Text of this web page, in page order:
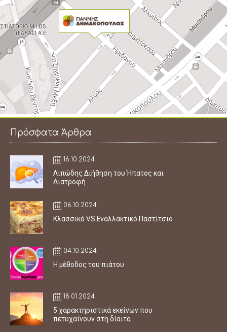
Πρόσφατα Άρθρα
16.10.2024
Λιπώδης Διήθηση του Ήπατος και
Διατροφή
06.10.2024
Κλασσικό VS Εναλλακτικό Παστίτσιο
04.10.2024
Η μέθοδος του πιάτου
18.01.2024
5 χαρακτηριστικά εκείνων που
πετυχαίνουν στη δίαιτα